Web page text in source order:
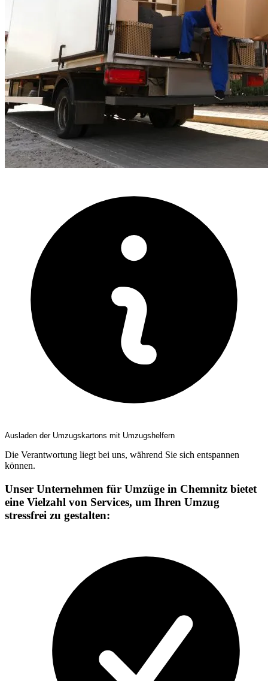
Ausladen der Umzugskartons mit Umzugshelfern
Die Verantwortung liegt bei uns, während Sie sich entspannen
können.
Unser Unternehmen für Umzüge in Chemnitz bietet
eine Vielzahl von Services, um Ihren Umzug
stressfrei zu gestalten: